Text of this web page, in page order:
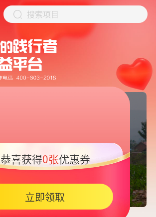
搜索项目
05:45
恭喜获得0张优惠券
立即领取